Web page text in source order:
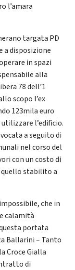
l’amara
targata PD
a disposizione
in spazi
alla
78 dell’1
scopo l’ex
123mila euro
l’edificio.
a seguito di
nel corso del
con un costo di
stabilito a
che in
calamità
portata
Ballarini – Tanto
Croce Gialla
di